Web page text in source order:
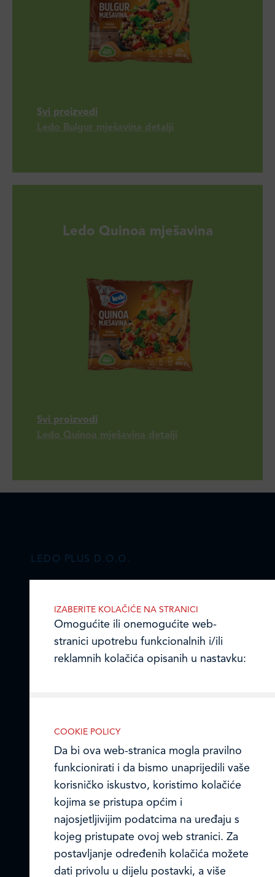
Svi proizvodi
Ledo Bulgur mješavina detalji
Ledo Quinoa mješavina
Svi proizvodi
Ledo Quinoa mješavina detalji
LEDO PLUS D.O.O.
10000 Zagreb, Hrvatska
TEL: +385 (0)1 2385 555
ledo@ledo.hr
OIB 07179054100
Ledo u inozemstvu
Online formular
Obavijest o Privatnosti i Kolačići
Privacy notice and Cookies
COOKIE POLICY
Da bi ova web-stranica mogla pravilno
funkcionirati i da bismo unaprijedili vaše
korisničko iskustvo, koristimo kolačiće
kojima se pristupa općim i
najosjetljivijim podatcima na uređaju s
kojeg pristupate ovoj web stranici. Za
postavljanje određenih kolačića možete
dati privolu u dijelu postavki, a više
IZABERITE KOLAČIĆE NA STRANICI
Omogućite ili onemogućite web-
stranici upotrebu funkcionalnih i/ili
reklamnih kolačića opisanih u nastavku:
Nužni (tehnički) kolačići
Nužni kolačići omogućuju osnovne
funkcionalnosti. Bez ovih kolačića, web-
stranica ne može pravilno funkcionirati,
a isključiti ih možete mijenjanjem
postavki u svome web-pregledniku.